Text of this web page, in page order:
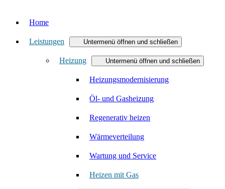
Home
Leistungen Untermenü öffnen und schließen
Heizung Untermenü öffnen und schließen
Heizungsmodernisierung
Öl- und Gasheizung
Regenerativ heizen
Wärmeverteilung
Wartung und Service
Heizen mit Gas